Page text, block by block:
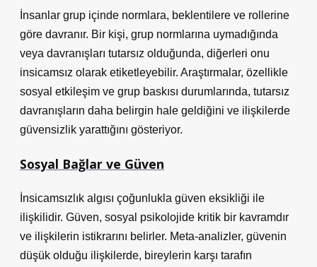
İnsanlar grup içinde normlara, beklentilere ve rollerine
göre davranır. Bir kişi, grup normlarına uymadığında
veya davranışları tutarsız olduğunda, diğerleri onu
insicamsız olarak etiketleyebilir. Araştırmalar, özellikle
sosyal etkileşim ve grup baskısı durumlarında, tutarsız
davranışların daha belirgin hale geldiğini ve ilişkilerde
güvensizlik yarattığını gösteriyor.
Sosyal Bağlar ve Güven
İnsicamsızlık algısı çoğunlukla güven eksikliği ile
ilişkilidir. Güven, sosyal psikolojide kritik bir kavramdır
ve ilişkilerin istikrarını belirler. Meta-analizler, güvenin
düşük olduğu ilişkilerde, bireylerin karşı tarafın